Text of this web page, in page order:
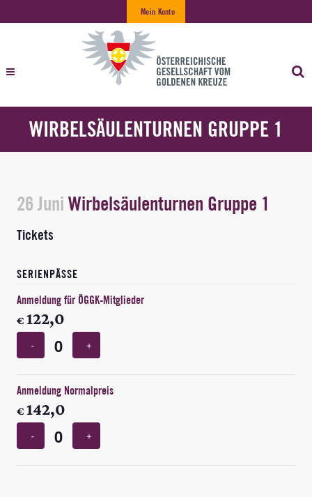
Mein Konto
WIRBELSÄULENTURNEN GRUPPE 1
26 Juni Wirbelsäulenturnen Gruppe 1
Tickets
SERIENPÄSSE
Anmeldung für ÖGGK-Mitglieder
€ 122,0
- Anzahl
+
Anmeldung Normalpreis
€ 142,0
- Anzahl
+